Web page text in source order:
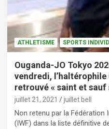
ATHLETISME SPORTS
Ouganda-JO Tokyo
vendredi,
retrouvé « saint et sauf
juillet 21, 2021 juillet bell
Non retenu par la Fédération
(IWF) dans la liste définitive